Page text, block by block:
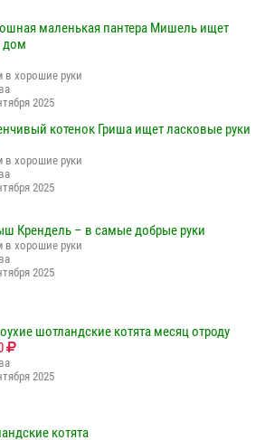
маленькая пантера Мишель ищет
дом
в хорошие руки
2025
котенок Гриша ищет ласковые руки
в хорошие руки
2025
Крендель – в самые добрые руки
в хорошие руки
2025
шотландские котята месяц отроду
2025
котята